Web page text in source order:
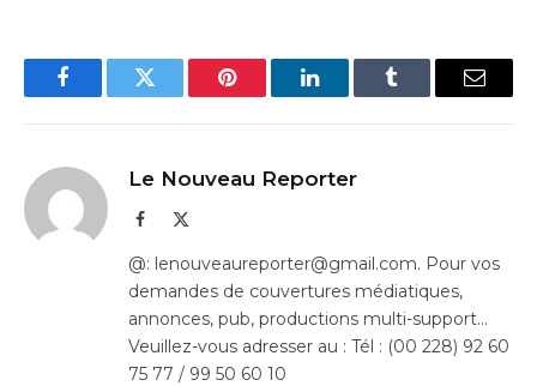
FacebookTwitter Pinterest LinkedInTumblr Email
Le Nouveau Reporter
Facebook
@: lenouveaureporter@gmail.com. Pour vos
demandes de couvertures médiatiques,
annonces, pub, productions multi-support…
Veuillez-vous adresser au : Tél : (00 228) 92 60
75 77 / 99 50 60 10